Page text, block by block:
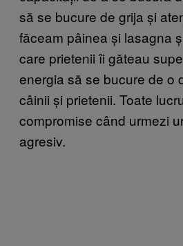
să se bucure de grija și
făceam pâinea și lasagna
care prietenii îi găteau
energia să se bucure de o
câinii și prietenii. Toate
compromise când urmezi
agresiv.